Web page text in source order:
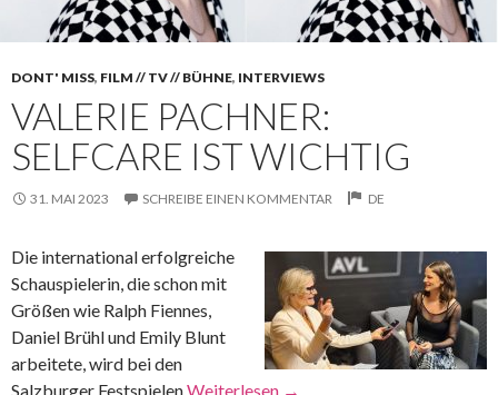
DONT' MISS, FILM // TV // BÜHNE, INTERVIEWS
VALERIE PACHNER:
SELFCARE IST WICHTIG
31. MAI 2023 SCHREIBE EINEN KOMMENTAR DE
Die international erfolgreiche
Schauspielerin, die schon mit
Größen wie Ralph Fiennes,
Daniel Brühl und Emily Blunt
arbeitete, wird bei den
Salzburger FestspielenWeiterlesen →